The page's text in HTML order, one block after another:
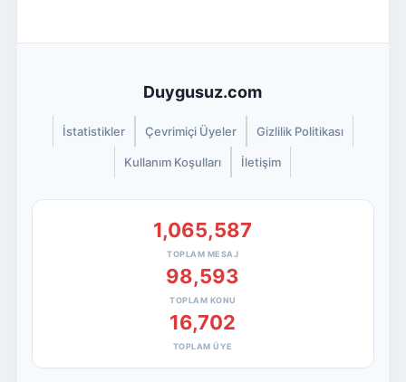
Duygusuz.com
İstatistikler Çevrimiçi Üyeler Gizlilik Politikası
Kullanım Koşulları İletişim
1,065,587
TOPLAM MESAJ
98,593
TOPLAM KONU
16,702
TOPLAM ÜYE